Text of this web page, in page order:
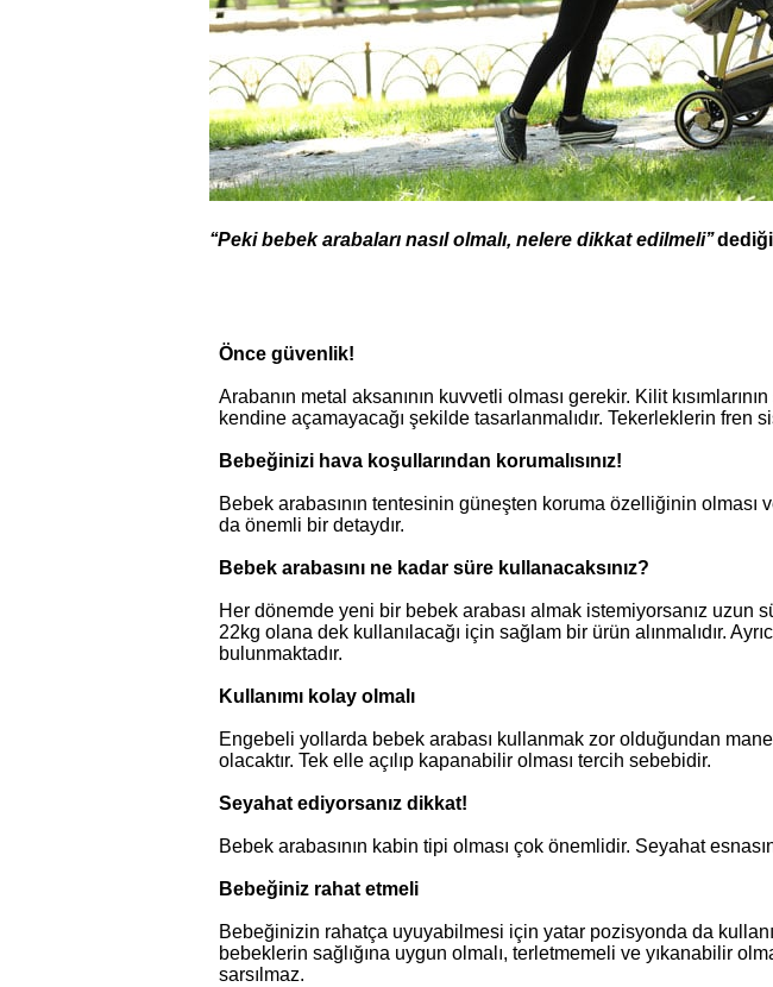
‘‘Peki bebek arabaları nasıl olmalı, nelere dikkat edilmeli’’
Önce güvenlik!
Arabanın metal aksanının kuvvetli olması gerekir. Kilit
kendine açamayacağı şekilde tasarlanmalıdır. Tekerleklerin
Bebeğinizi hava koşullarından korumalısınız!
Bebek arabasının tentesinin güneşten koruma özelliğinin
da önemli bir detaydır.
Bebek arabasını ne kadar süre kullanacaksınız?
Her dönemde yeni bir bebek arabası almak istemiyorsanız
22kg olana dek kullanılacağı için sağlam bir ürün alınmalıdır.
bulunmaktadır.
Kullanımı kolay olmalı
Engebeli yollarda bebek arabası kullanmak zor olduğundan
olacaktır. Tek elle açılıp kapanabilir olması tercih sebebidir.
Seyahat ediyorsanız dikkat!
Bebek arabasının kabin tipi olması çok önemlidir. Seyahat
Bebeğiniz rahat etmeli
Bebeğinizin rahatça uyuyabilmesi için yatar pozisyonda da
bebeklerin sağlığına uygun olmalı, terletmemeli ve yıkanabilir
sarsılmaz.